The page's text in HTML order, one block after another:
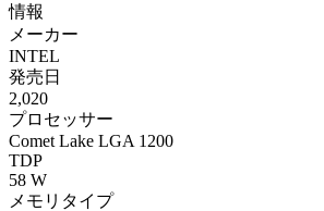
情報
メーカー
INTEL
発売日
2,020
プロセッサー
Comet Lake LGA 1200
TDP
58 W
メモリタイプ